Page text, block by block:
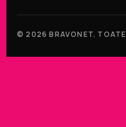
© 2026 BRAVONET. TOATE